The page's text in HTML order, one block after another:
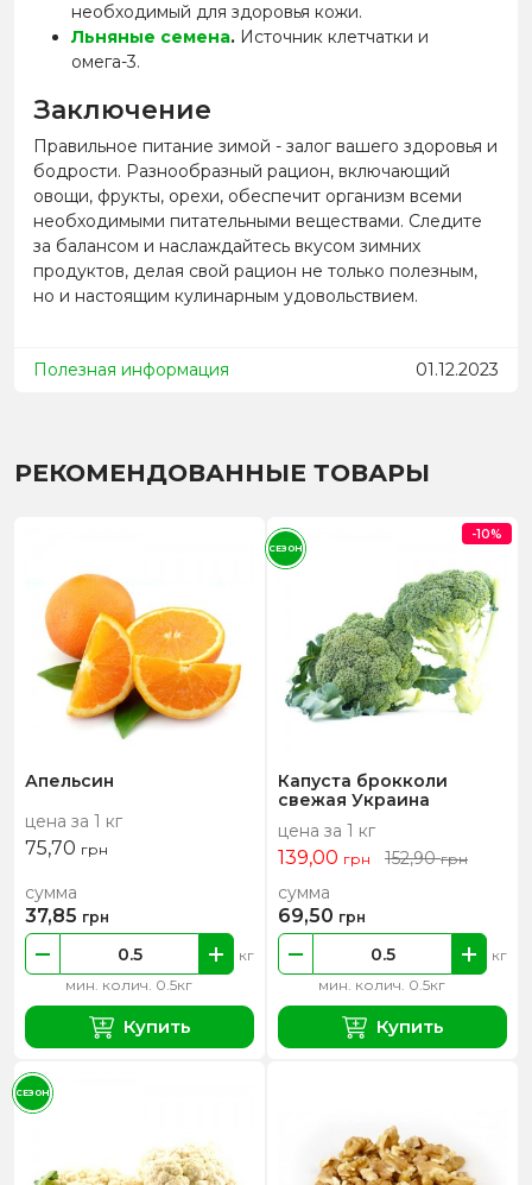
необходимый для здоровья кожи.
Льняные семена. Источник клетчатки и
омега-3.
Заключение
Правильное питание зимой - залог вашего здоровья и
бодрости. Разнообразный рацион, включающий
овощи, фрукты, орехи, обеспечит организм всеми
необходимыми питательными веществами. Следите
за балансом и наслаждайтесь вкусом зимних
продуктов, делая свой рацион не только полезным,
но и настоящим кулинарным удовольствием.
Полезная информация 01.12.2023
РЕКОМЕНДОВАННЫЕ ТОВАРЫ
Апельсин
цена за 1 кг
75,70 грн
мин. колич. 0.5кг
кг
сумма
37,85 грн
Купить
Капуста брокколи
свежая Украина
цена за 1 кг
139,00 грн 152,90грн
мин. колич. 0.5кг
кг
сумма
69,50 грн
Купить
-10%
СЕЗОН
СЕЗОН